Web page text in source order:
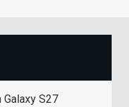
Galaxy S27